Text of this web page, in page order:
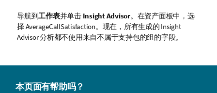
导航到工作表并单击 Insight Advisor。在资产面板中，选
择 AverageCallSatisfaction。现在，所有生成的 Insight
Advisor分析都不使用来自不属于支持包的组的字段。
本页面有帮助吗？